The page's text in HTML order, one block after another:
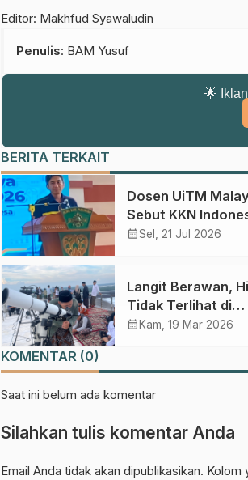
Editor: Makhfud Syawaludin
Penulis: BAM Yusuf
🌟
BERITA TERKAIT
Dosen UiTM
Sebut KKN
Efektif Bentuk
calendar_monthSel, 21 Jul 2026
Langit Berawan,
Tidak Terlihat di
Pasuruan Hari Ini
calendar_month Kam, 19 Mar 2026
KOMENTAR (0)
Saat ini belum ada komentar
Silahkan tulis komentar Anda
Email Anda tidak akan dipublikasikan.